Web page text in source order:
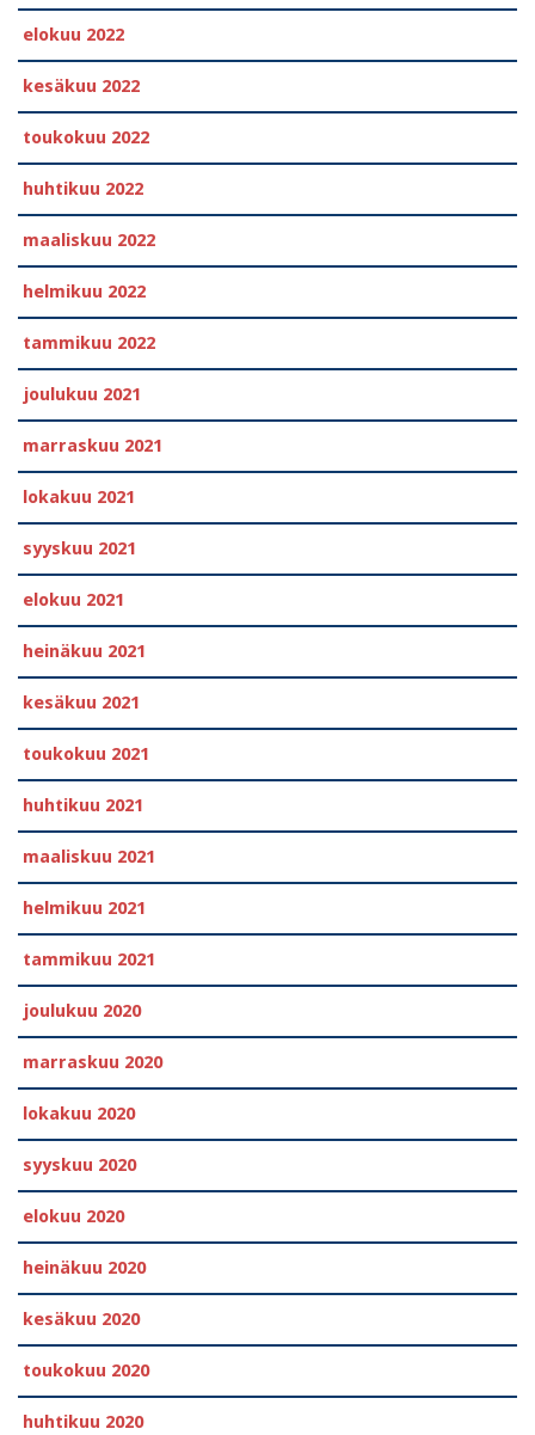
elokuu 2022
kesäkuu 2022
toukokuu 2022
huhtikuu 2022
maaliskuu 2022
helmikuu 2022
tammikuu 2022
joulukuu 2021
marraskuu 2021
lokakuu 2021
syyskuu 2021
elokuu 2021
heinäkuu 2021
kesäkuu 2021
toukokuu 2021
huhtikuu 2021
maaliskuu 2021
helmikuu 2021
tammikuu 2021
joulukuu 2020
marraskuu 2020
lokakuu 2020
syyskuu 2020
elokuu 2020
heinäkuu 2020
kesäkuu 2020
toukokuu 2020
huhtikuu 2020